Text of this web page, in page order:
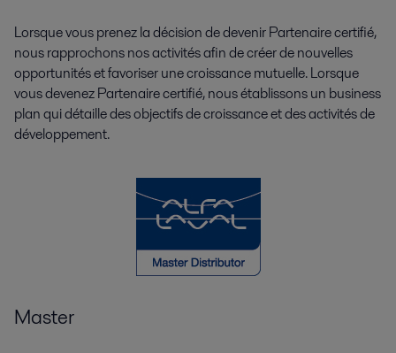
Lorsque vous prenez la décision de devenir Partenaire certifié,
nous rapprochons nos activités afin de créer de nouvelles
opportunités et favoriser une croissance mutuelle. Lorsque
vous devenez Partenaire certifié, nous établissons un business
plan qui détaille des objectifs de croissance et des activités de
développement.
Master